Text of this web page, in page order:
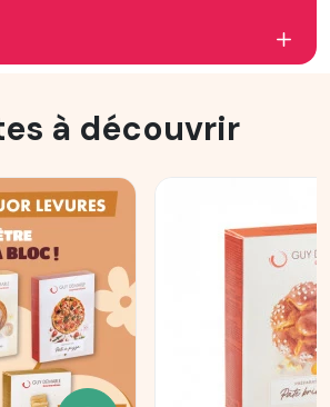
à découvrir